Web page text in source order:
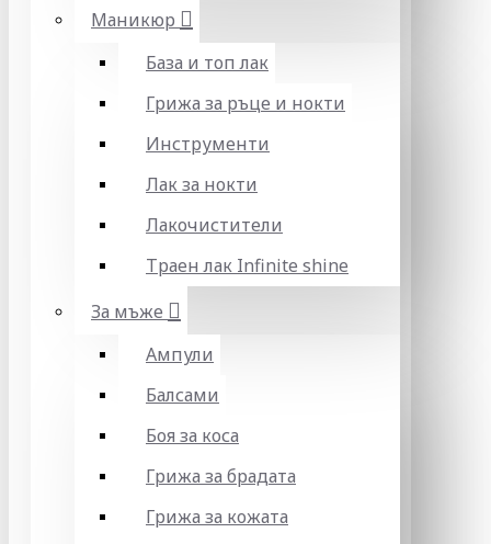
Маникюр
База и топ лак
Грижа за ръце и нокти
Инструменти
Лак за нокти
Лакочистители
Траен лак Infinite shine
За мъже
Ампули
Балсами
Боя за коса
Грижа за брадата
Грижа за кожата